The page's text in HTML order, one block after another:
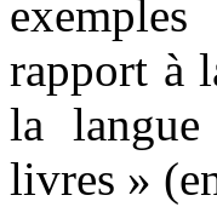
rapport à
la
livres »